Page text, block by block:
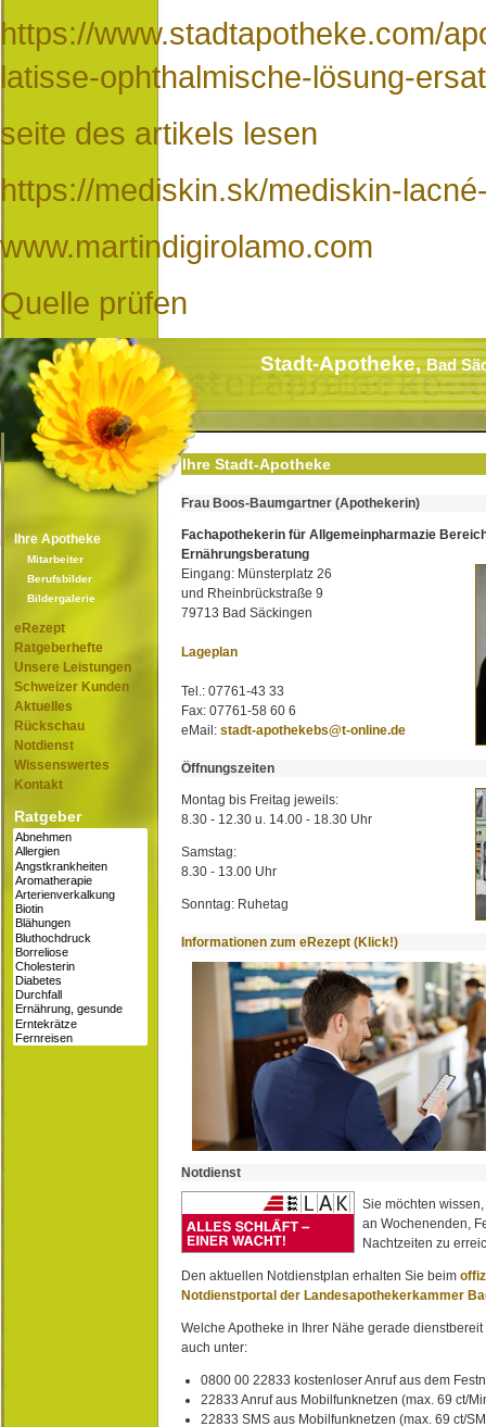
https://www.stadtapotheke.com/
latisse-ophthalmische-lösung-
seite des artikels lesen
https://mediskin.sk/mediskin-
www.martindigirolamo.com
Quelle prüfen
Stadt-Apotheke,Bad
Ihre Apotheke
Mitarbeiter
Berufsbilder
Bildergalerie
eRezept
Ratgeberhefte
Unsere Leistungen
Schweizer Kunden
Aktuelles
Rückschau
Notdienst
Wissenswertes
Kontakt
Ratgeber
Ihre Stadt-Apotheke
Frau Boos-Baumgartner (Apothekerin)
Fachapothekerin für Allgemeinpharmazie
Ernährungsberatung
Eingang: Münsterplatz 26
und Rheinbrückstraße 9
79713 Bad Säckingen
Lageplan
Tel.: 07761-43 33
Fax: 07761-58 60 6
eMail: stadt-apothekebs@t-online.de
Öffnungszeiten
Montag bis Freitag jeweils:
8.30 - 12.30 u. 14.00 - 18.30 Uhr
Samstag:
8.30 - 13.00 Uhr
Sonntag: Ruhetag
Informationen zum eRezept (Klick!)
Notdienst
Sie möchten
an Wochenenden,
Nachtzeiten zu
Den aktuellen Notdienstplan erhalten Sie beim
Notdienstportal der Landesapothekerkammer
Welche Apotheke in Ihrer Nähe gerade
auch unter:
0800 00 22833 kostenloser Anruf aus dem
22833 Anruf aus Mobilfunknetzen (max. 69 ct/
22833 SMS aus Mobilfunknetzen (max. 69 ct/